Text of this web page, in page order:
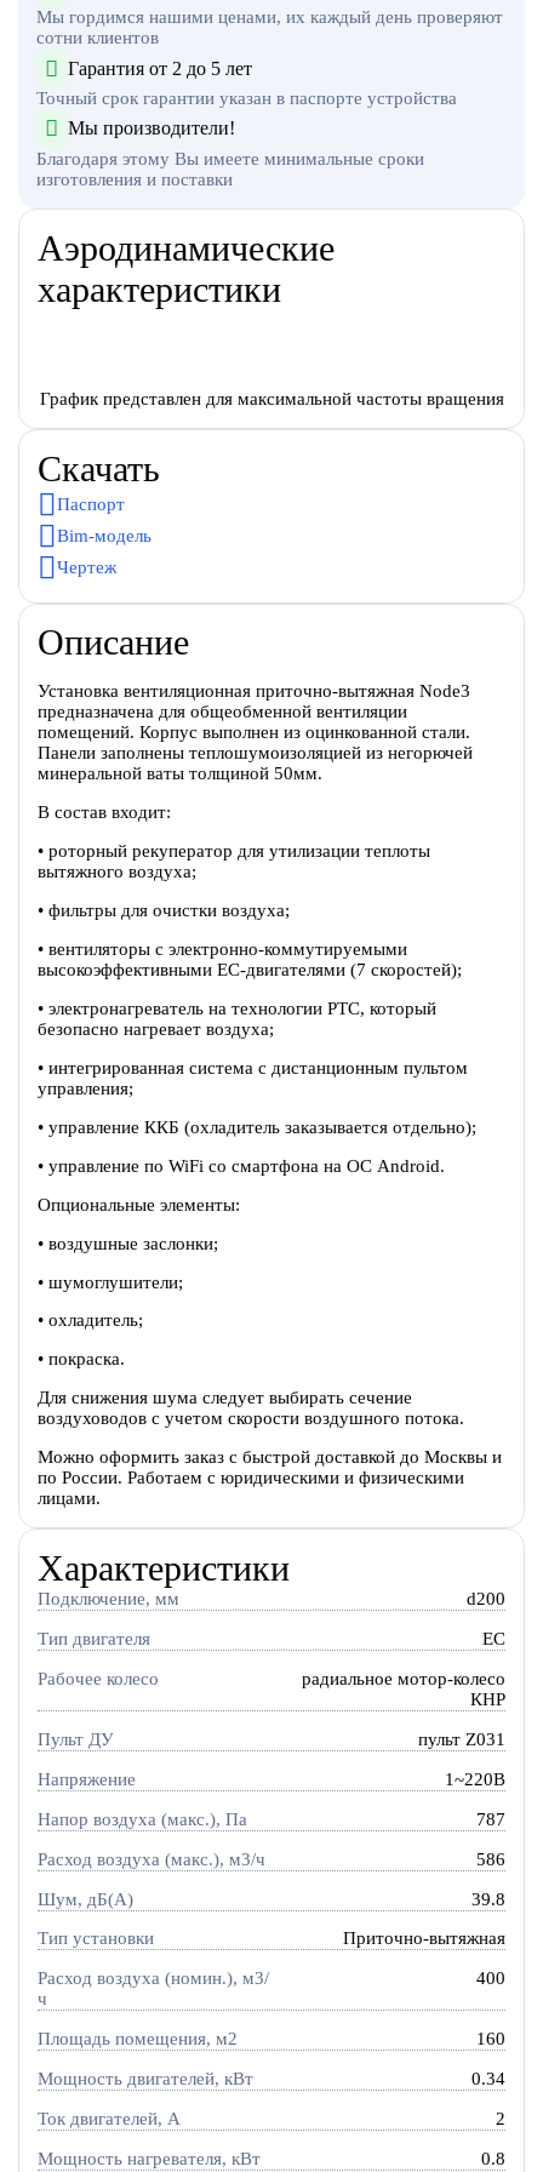
Мы гордимся нашими ценами, их каждый день проверяют
сотни клиентов
Гарантия от 2 до 5 лет
Точный срок гарантии указан в паспорте устройства
Мы производители!
Благодаря этому Вы имеете минимальные сроки
изготовления и поставки
Аэродинамические
характеристики
График представлен для максимальной частоты вращения
Скачать
Паспорт
Bim-модель
Чертеж
Описание
Установка вентиляционная приточно-вытяжная Node3
предназначена для общеобменной вентиляции
помещений. Корпус выполнен из оцинкованной стали.
Панели заполнены теплошумоизоляцией из негорючей
минеральной ваты толщиной 50мм.
В состав входит:
• роторный рекуператор для утилизации теплоты
вытяжного воздуха;
• фильтры для очистки воздуха;
• вентиляторы c электронно-коммутируемыми
высокоэффективными EC-двигателями (7 скоростей);
• электронагреватель на технологии PTC, который
безопасно нагревает воздуха;
• интегрированная система с дистанционным пультом
управления;
• управление ККБ (охладитель заказывается отдельно);
• управление по WiFi со смартфона на ОС Android.
Опциональные элементы:
• воздушные заслонки;
• шумоглушители;
• охладитель;
• покраска.
Для снижения шума следует выбирать сечение
воздуховодов с учетом скорости воздушного потока.
Можно оформить заказ с быстрой доставкой до Москвы и
по России. Работаем с юридическими и физическими
лицами.
Характеристики
Подключение, мм d200
Тип двигателя EC
Рабочее колесо
радиальное мотор-колесо
КНР
Пульт ДУ пульт Z031
Напряжение 1~220В
Напор воздуха (макс.), Па 787
Расход воздуха (макс.), м3/ч 586
Шум, дБ(А) 39.8
Тип установки Приточно-вытяжная
Расход воздуха (номин.), м3/
ч
400
Площадь помещения, м2 160
Мощность двигателей, кВт 0.34
Ток двигателей, А 2
Мощность нагревателя, кВт 0.8